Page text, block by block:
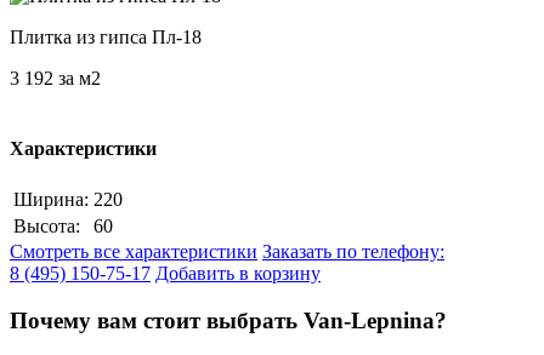
Плитка из гипса Пл-18
3 192 за м2
Характеристики
Ширина: 220
Высота:
60
Смотреть все характеристики Заказать по телефону:
8 (495) 150-75-17 Добавить в корзину
Почему вам стоит выбрать Van-Lepnina?